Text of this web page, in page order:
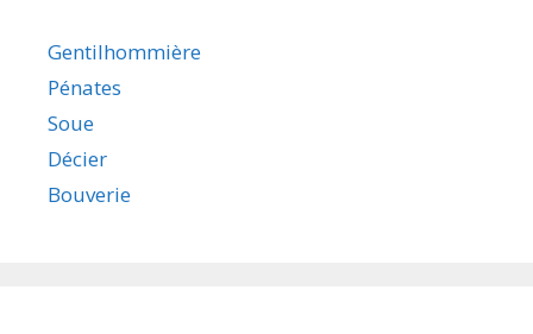
Gentilhommière
Pénates
Soue
Décier
Bouverie